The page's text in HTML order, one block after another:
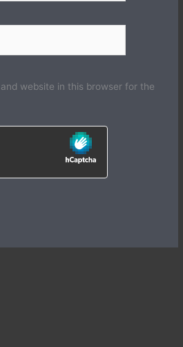
website in this browser for the